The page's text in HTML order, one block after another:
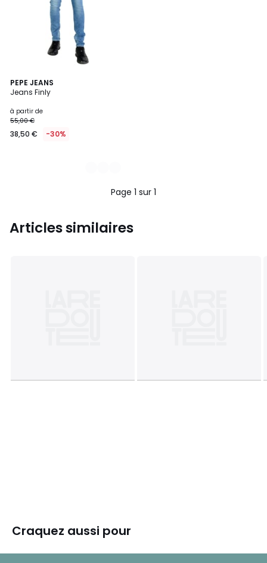
PEPE JEANS
Jeans Finly
à partir de
55,00 €
38,50 € -30%
3
Couleurs
Page 1 sur 1
Articles similaires
Craquez aussi pour